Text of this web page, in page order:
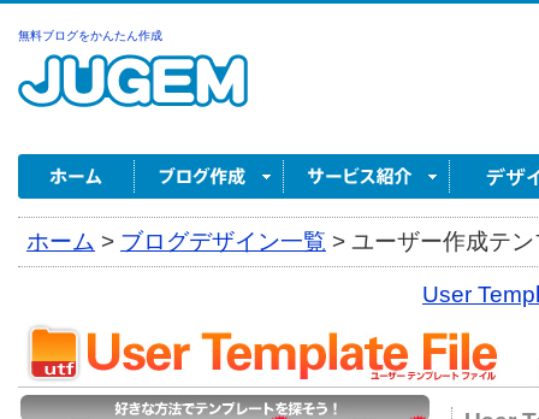
無料ブログをかんたん作成
ホーム > ブログデザイン一覧 > ユーザー作成テ
User